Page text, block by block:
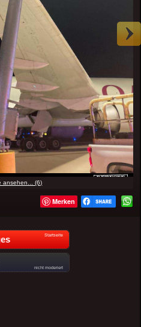
ansehen... (6)
Merken
Startseite
nicht moderiert